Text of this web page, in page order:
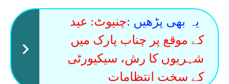
یہ بھی پڑھیں :چنیوٹ: عید
کے موقع پر چناب پارک میں
شہریوں کا رش، سیکیورٹی
کے سخت انتظامات